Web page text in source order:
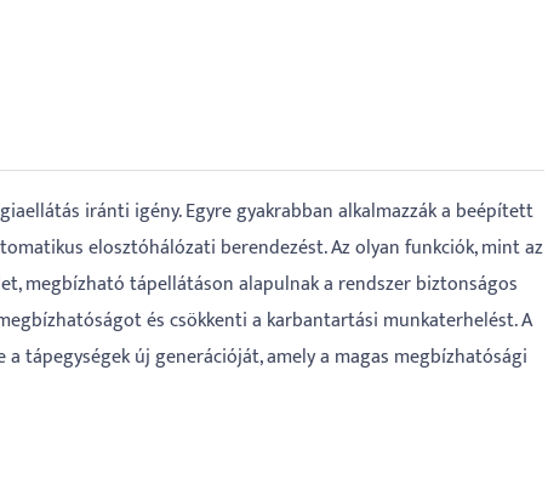
iránti igény. Egyre gyakrabban alkalmazzák a beépített
elosztóhálózati berendezést. Az olyan funkciók, mint az
megbízható tápellátáson alapulnak a rendszer biztonságos
és csökkenti a karbantartási munkaterhelést. A
tápegységek új generációját, amely a magas megbízhatósági